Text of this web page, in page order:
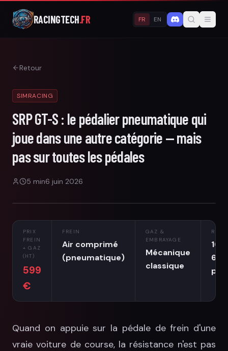
RACINGTECH.FR FR EN
Retour
SIMRACING
SRP GT-S : le pédalier pneumatique qui
joue dans une autre catégorie — mais
pas sur toutes les pédales
5 min6 juin 2026
PRIX
FREIN
+ GAZ
(HT)
599
€
FREIN
Air comprimé
(pneumatique)
GAZ &
EMBRAYAGE
Mécanique
classique
16-
65
pas
Quand on appuie sur la pédale de frein d'une
vraie voiture de course, la résistance n'est pas